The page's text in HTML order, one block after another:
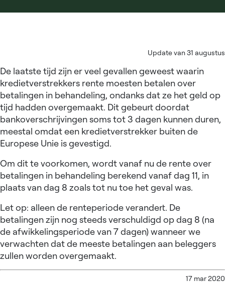
Update van 31 augustus
De laatste tijd zijn er veel gevallen geweest waarin
kredietverstrekkers rente moesten betalen over
betalingen in behandeling, ondanks dat ze het geld op
tijd hadden overgemaakt. Dit gebeurt doordat
bankoverschrijvingen soms tot 3 dagen kunnen duren,
meestal omdat een kredietverstrekker buiten de
Europese Unie is gevestigd.
Om dit te voorkomen, wordt vanaf nu de rente over
betalingen in behandeling berekend vanaf dag 11, in
plaats van dag 8 zoals tot nu toe het geval was.
Let op: alleen de renteperiode verandert. De
betalingen zijn nog steeds verschuldigd op dag 8 (na
de afwikkelingsperiode van 7 dagen) wanneer we
verwachten dat de meeste betalingen aan beleggers
zullen worden overgemaakt.
17 mar 2020